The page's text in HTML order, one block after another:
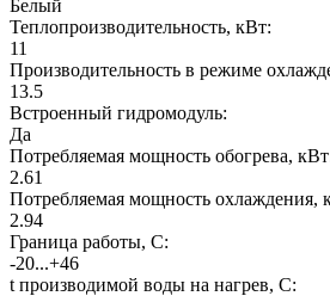
Белый
Теплопроизводительность, кВт:
11
Производительность в режиме
13.5
Встроенный гидромодуль:
Да
Потребляемая мощность обогрева,
2.61
Потребляемая мощность охлаждения,
2.94
Граница работы, С:
-20...+46
t производимой воды на нагрев, С: